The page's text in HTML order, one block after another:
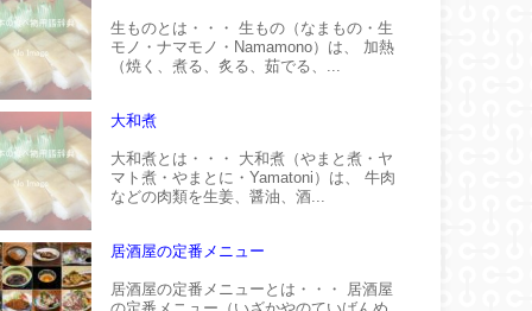
生ものとは・・・ 生もの（なまもの・生
モノ・ナマモノ・Namamono）は、 加熱
（焼く、煮る、炙る、茹でる、...
大和煮
大和煮とは・・・ 大和煮（やまと煮・ヤ
マト煮・やまとに・Yamatoni）は、 牛肉
などの肉類を生姜、醤油、酒...
居酒屋の定番メニュー
居酒屋の定番メニューとは・・・ 居酒屋
の定番メニュー（いざかやのていばんめ